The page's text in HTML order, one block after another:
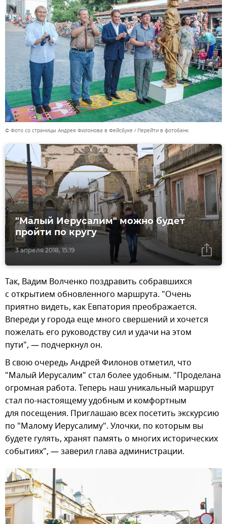
© Фото со страницы Андрея Филонова в Фейсбуке Перейти в фотобанк
3 апреля 2018, 15:19
"Малый Иерусалим" можно будет
пройти по кругу
Так, Вадим Волченко поздравить собравшихся
с открытием обновленного маршрута. "Очень
приятно видеть, как Евпатория преображается.
Впереди у города еще много свершений и хочется
пожелать его руководству сил и удачи на этом
пути", — подчеркнул он.
В свою очередь Андрей Филонов отметил, что
"Малый Иерусалим" стал более удобным. "Проделана
огромная работа. Теперь наш уникальный маршрут
стал по-настоящему удобным и комфортным
для посещения. Приглашаю всех посетить экскурсию
по "Малому Иерусалиму". Улочки, по которым вы
будете гулять, хранят память о многих исторических
событиях", — заверил глава администрации.